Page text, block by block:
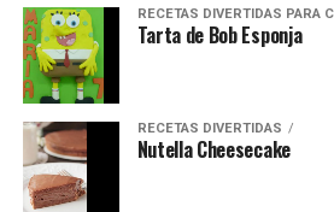
RECETAS DIVERTIDAS PARA
Tarta de Bob Esponja
RECETAS DIVERTIDAS
Nutella Cheesecake